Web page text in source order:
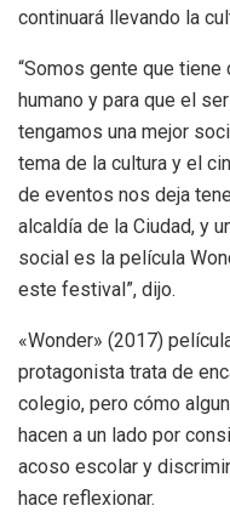
continuará llevando la
“Somos gente que
humano y para que el
tengamos una mejor
tema de la cultura y el
de eventos nos deja
alcaldía de la Ciudad, y
social es la película
este festival”, dijo.
«Wonder» (2017)
protagonista trata de
colegio, pero cómo
hacen a un lado por
acoso escolar y
hace reflexionar.